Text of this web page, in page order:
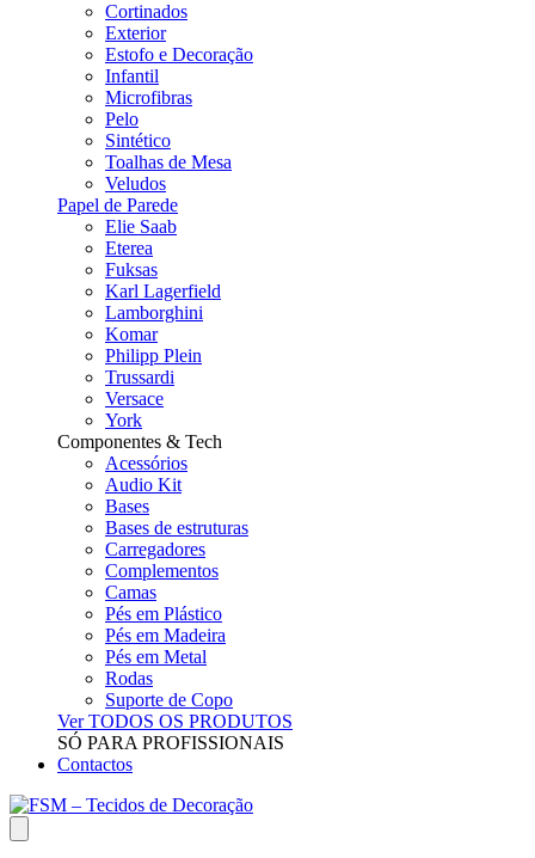
Cortinados
Exterior
Estofo e Decoração
Infantil
Microfibras
Pelo
Sintético
Toalhas de Mesa
Veludos
Papel de Parede
Elie Saab
Eterea
Fuksas
Karl Lagerfield
Lamborghini
Komar
Philipp Plein
Trussardi
Versace
York
Componentes & Tech
Acessórios
Audio Kit
Bases
Bases de estruturas
Carregadores
Complementos
Camas
Pés em Plástico
Pés em Madeira
Pés em Metal
Rodas
Suporte de Copo
Ver TODOS OS PRODUTOS
SÓ PARA PROFISSIONAIS
Contactos